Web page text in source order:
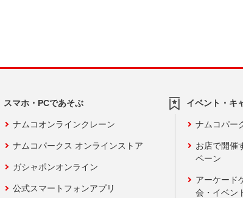
スマホ・PCであそぶ
ナムコオンラインクレーン
ナムコパークス オンラインストア
ガシャポンオンライン
公式スマートフォンアプリ
イベント・キ
ナムコパー
お店で開催
ペーン
アーケード
会・イベン